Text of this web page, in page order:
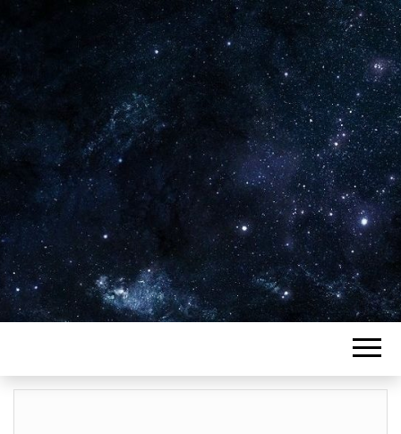
Plus de 2800 critiques de films